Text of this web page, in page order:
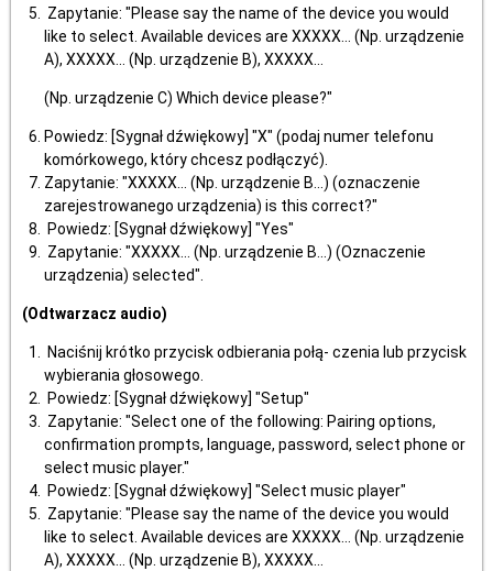
Zapytanie: "Please say the name of the device you would
like to select. Available devices are XXXXX... (Np. urządzenie
A), XXXXX... (Np. urządzenie B), XXXXX...
(Np. urządzenie C) Which device please?"
Powiedz: [Sygnał dźwiękowy] "X" (podaj numer telefonu
komórkowego, który chcesz podłączyć).
Zapytanie: "XXXXX... (Np. urządzenie B...) (oznaczenie
zarejestrowanego urządzenia) is this correct?"
Powiedz: [Sygnał dźwiękowy] "Yes"
Zapytanie: "XXXXX... (Np. urządzenie B...) (Oznaczenie
urządzenia) selected".
(Odtwarzacz audio)
Naciśnij krótko przycisk odbierania połą- czenia lub przycisk
wybierania głosowego.
Powiedz: [Sygnał dźwiękowy] "Setup"
Zapytanie: "Select one of the following: Pairing options,
confirmation prompts, language, password, select phone or
select music player."
Powiedz: [Sygnał dźwiękowy] "Select music player"
Zapytanie: "Please say the name of the device you would
like to select. Available devices are XXXXX... (Np. urządzenie
A), XXXXX... (Np. urządzenie B), XXXXX...